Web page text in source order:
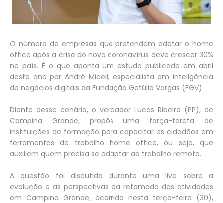
O número de empresas que pretendem adotar o home
office após a crise do novo coronavírus deve crescer 30%
no país. É o que aponta um estudo publicado em abril
deste ano por André Miceli, especialista em inteligência
de negócios digitais da Fundação Getúlio Vargas (FGV).
Diante desse cenário, o vereador Lucas Ribeiro (PP), de
Campina Grande, propôs uma força-tarefa de
instituições de formação para capacitar os cidadãos em
ferramentas de trabalho home office, ou seja, que
auxiliem quem precisa se adaptar ao trabalho remoto.
A questão foi discutida durante uma live sobre a
evolução e as perspectivas da retomada das atividades
em Campina Grande, ocorrida nesta terça-feira (30),